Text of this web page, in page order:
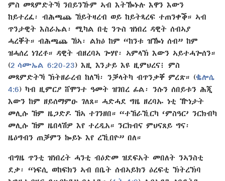
ምስ መጻምድትኻ ንበይንኹም ኣብ እትዀኑሉ እዋን እውን
ከይተረፈ፡ ብሕጫጨ ኸይትዛረብ ወይ ከይትጻረፍ ተጠንቀቕ። ኣብ
ጥንታዊት እስራኤል፡ ሚካል በቲ ንጉስ ዝነበረ ዳዊት ሰብኣያ
ሓረቐት። ብሕጫጨ ኸኣ፡ ልክዕ ከም “ከንቱ ዝዀነ ሰብ” ከም
ዝሓሰረ ነገረቶ። ዳዊት ብዘረባኣ ጐሃየ፡ ኣምላኽ እውን ኣይተሓጐሰን።
(2 ሳሙኤል 6:20-23) እዚ እንታይ እዩ ዚምህረና፧ ምስ
መጻምድትኻ ኽትዘራረብ ከለኻ፡ ንቓላትካ ብጥንቃቐ ምረጽ። (ቈሎሴ
4:6) ካብ ዚምርዖ ሸሞንተ ዓመት ዝገበረ ፊል፡ ንሱን ሰበይቱን ሕጂ
እውን ከም ዘይሰማምዑ ገለጸ። ሓድሓደ ግዜ ዘረባኡ ነቲ ዅነታት
መሊሱ ኸም ዜጋድዶ ኸኣ ተገንዘበ። “ተኸራኺርካ ‘ምስዓር’ ንርክብካ
መሊሱ ኸም ዜበላሽዎ እየ ተረዲአ። ንርክብና ምህናጸይ ግና፡
ዜዕግብን ጠቓምን ኰይኑ እየ ረኺበዮ” በለ።
ብግዜ ጥንቲ ዝነበረት ሓንቲ ብዕድመ ዝደፍአት መበለት ንኣንስቲ
ደቃ፡ “ነፍሲ ወከፍክን ኣብ በቤት ሰብኣይክን ዕረፍቲ ኽትረኽባ